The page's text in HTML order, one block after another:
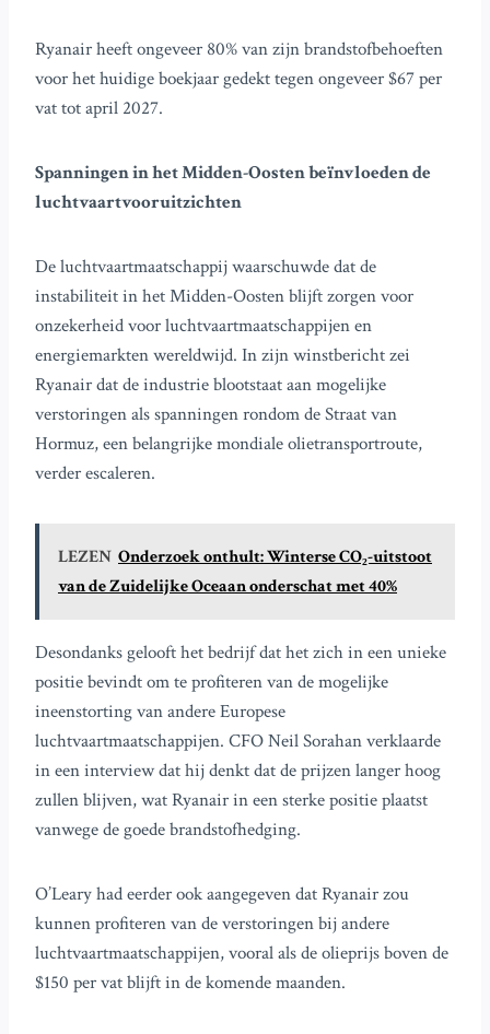
Ryanair heeft ongeveer 80% van zijn brandstofbehoeften
voor het huidige boekjaar gedekt tegen ongeveer $67 per
vat tot april 2027.
Spanningen in het Midden-Oosten beïnvloeden de
luchtvaartvooruitzichten
De luchtvaartmaatschappij waarschuwde dat de
instabiliteit in het Midden-Oosten blijft zorgen voor
onzekerheid voor luchtvaartmaatschappijen en
energiemarkten wereldwijd. In zijn winstbericht zei
Ryanair dat de industrie blootstaat aan mogelijke
verstoringen als spanningen rondom de Straat van
Hormuz, een belangrijke mondiale olietransportroute,
verder escaleren.
LEZEN Onderzoek onthult: Winterse CO₂-uitstoot
van de Zuidelijke Oceaan onderschat met 40%
Desondanks gelooft het bedrijf dat het zich in een unieke
positie bevindt om te profiteren van de mogelijke
ineenstorting van andere Europese
luchtvaartmaatschappijen. CFO Neil Sorahan verklaarde
in een interview dat hij denkt dat de prijzen langer hoog
zullen blijven, wat Ryanair in een sterke positie plaatst
vanwege de goede brandstofhedging.
O’Leary had eerder ook aangegeven dat Ryanair zou
kunnen profiteren van de verstoringen bij andere
luchtvaartmaatschappijen, vooral als de olieprijs boven de
$150 per vat blijft in de komende maanden.